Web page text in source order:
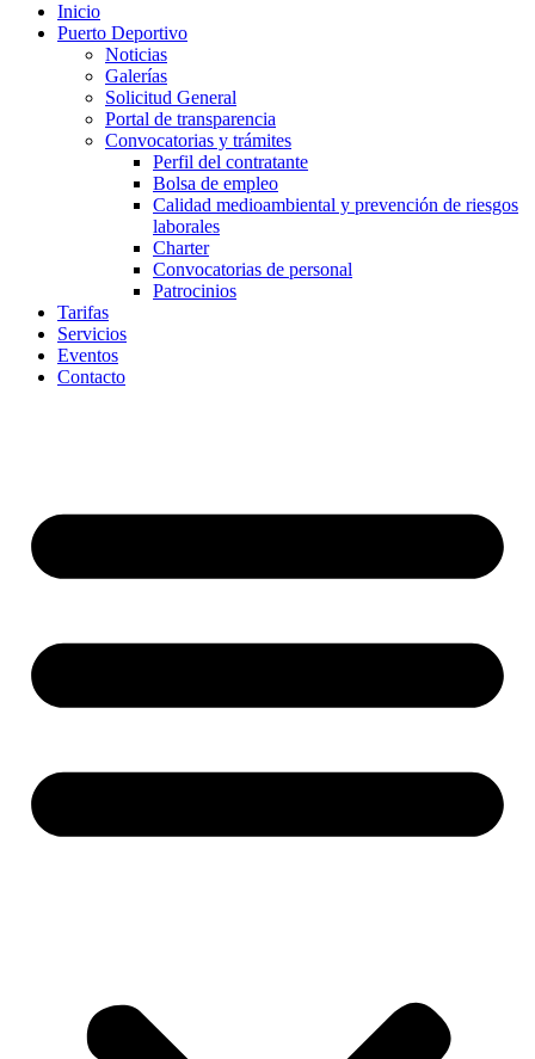
Inicio
Puerto Deportivo
Noticias
Galerías
Solicitud General
Portal de transparencia
Convocatorias y trámites
Perfil del contratante
Bolsa de empleo
Calidad medioambiental y prevención de riesgos
laborales
Charter
Convocatorias de personal
Patrocinios
Tarifas
Servicios
Eventos
Contacto